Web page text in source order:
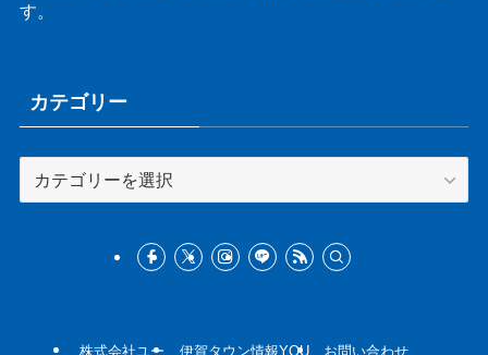
す。
カテゴリー
テ
株式会社ユー 伊賀タウン情報YOU お問い合わせ